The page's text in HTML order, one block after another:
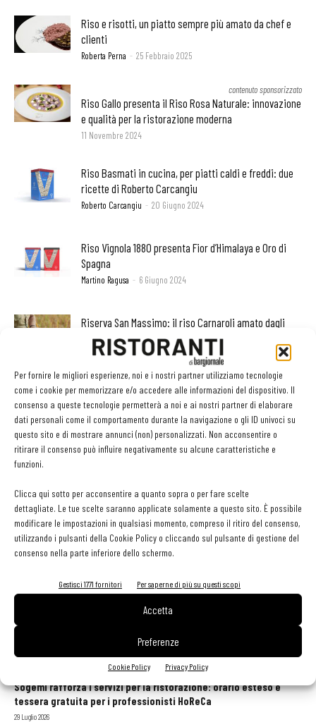
Per fornire le migliori esperienze, noi e i nostri partner utilizziamo tecnologie
come i cookie per memorizzare e/o accedere alle informazioni del dispositivo. Il
consenso a queste tecnologie permetterà a noi e ai nostri partner di elaborare
dati personali come il comportamento durante la navigazione o gli ID univoci su
questo sito e di mostrare annunci (non) personalizzati. Non acconsentire o
ritirare il consenso può influire negativamente su alcune caratteristiche e
funzioni.
Clicca qui sotto per acconsentire a quanto sopra o per fare scelte
dettagliate. Le tue scelte saranno applicate solamente a questo sito. È possibile
modificare le impostazioni in qualsiasi momento, compreso il ritiro del consenso,
utilizzando i pulsanti della Cookie Policy o cliccando sul pulsante di gestione del
consenso nella parte inferiore dello schermo.
Gestisci 1771 fornitori Per saperne di più su questi scopi
Accetta
Preferenze
Cookie Policy Privacy Policy
Riso e risotti, un piatto sempre più amato da chef e
clienti
Roberta Perna - 25 Febbraio 2025
contenuto sponsorizzato
Riso Gallo presenta il Riso Rosa Naturale: innovazione
e qualità per la ristorazione moderna
11 Novembre 2024
Riso Basmati in cucina, per piatti caldi e freddi: due
ricette di Roberto Carcangiu
Roberto Carcangiu - 20 Giugno 2024
Riso Vignola 1880 presenta Fior d’Himalaya e Oro di
Spagna
Martino Ragusa - 6 Giugno 2024
Riserva San Massimo: il riso Carnaroli amato dagli
chef
Alessandra Tibollo - 22 Aprile 2024
Riso, tutto un altro mondo
Vittorio Castellani aka Chef Kumalé - 23 Marzo 2024
e sostenibili
Filippo Larganà 29 Febbraio 2024
GLI ARTICOLI PIÙ LETTI
Sogemi rafforza i servizi per la ristorazione: orario esteso e
tessera gratuita per i professionisti HoReCa
29 Luglio 2026